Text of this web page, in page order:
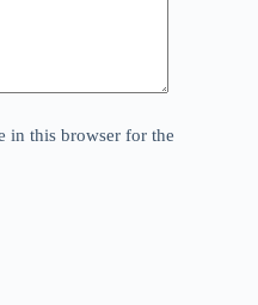
in this browser for the